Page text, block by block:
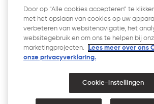
which store would you like
Website Gebruiksvoorwaarden
Privacyverklaring
Cookiebeleid
Toegankelijkheidsverklaring
Door op “Alle cookies accepteren” te
met het opslaan van cookies op uw
verbeteren van websitenavigatie, het
websitegebruik en om ons te helpen bij
marketingprojecten.
Lees meer over ons
onze privacyverklaring.​
Cookie-instellingen